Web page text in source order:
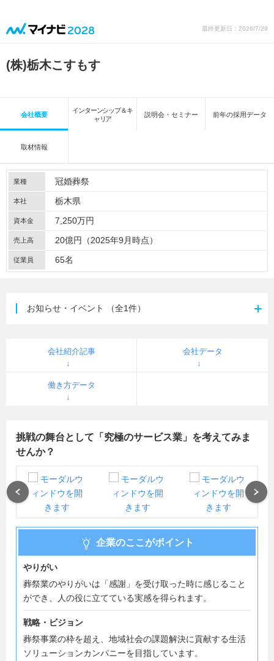
最終更新日：2026/7/29
(株)栃木こすもす
会社概要
インターンシップ＆キ
ャリア
説明会・セミナー 前年の採用データ
取材情報
業種 冠婚葬祭
本社 栃木県
資本金 7,250万円
売上高 20億円（2025年9月時点）
従業員 65名
お知らせ・イベント （全1件）
会社紹介記事 会社データ
働き方データ
挑戦の舞台として「究極のサービス業」を考えてみま
せんか？
企業のここがポイント
やりがい
葬祭業のやりがいは「感謝」を受け取った時に感じること
ができ、人の役に立てている実感を得られます。
戦略・ビジョン
葬祭事業の枠を超え、地域社会の課題解決に貢献する生活
ソリューションカンパニーを目指しています。